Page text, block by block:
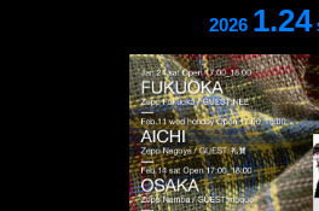
2026 1.24